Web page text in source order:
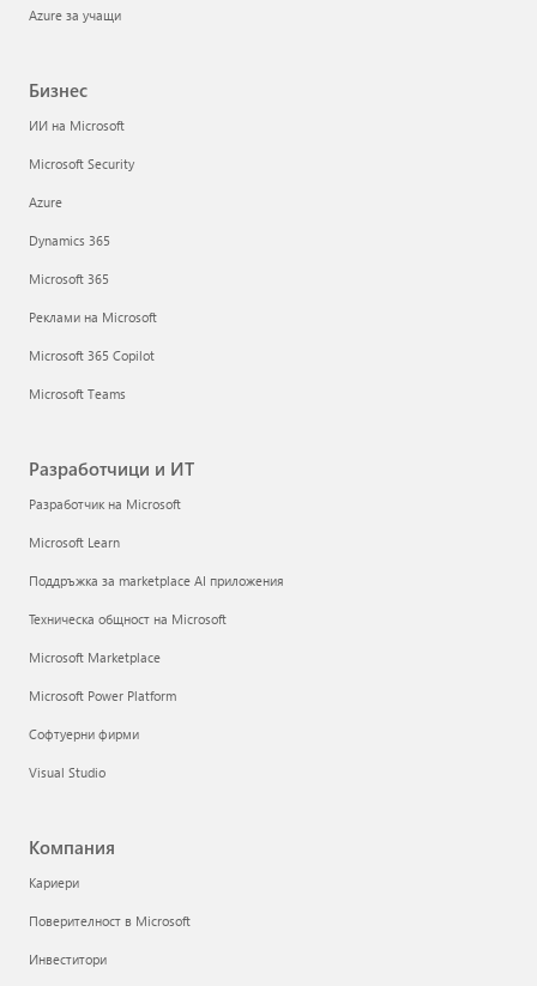
Azure за учащи
Бизнес
ИИ на Microsoft
Microsoft Security
Azure
Dynamics 365
Microsoft 365
Реклами на Microsoft
Microsoft 365 Copilot
Microsoft Teams
Разработчици и ИТ
Разработчик на Microsoft
Microsoft Learn
Поддръжка за marketplace AI приложения
Техническа общност на Microsoft
Microsoft Marketplace
Microsoft Power Platform
Софтуерни фирми
Visual Studio
Компания
Кариери
Поверителност в Microsoft
Инвеститори